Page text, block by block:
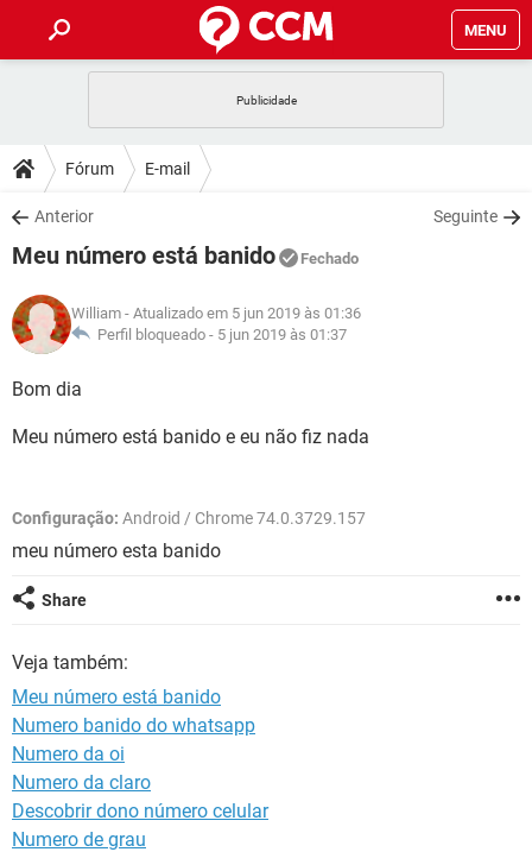
MENU
CELULAR
OUTLOOK
INSTAGRAM GMAIL
GUIA DE COMPRAS
DICAS
JOGOS
INSTAGRAM GMAIL
GUIA DE COMPRAS
DOWNLOADS
JOGOS WHATSAPP
CELULAR
OUTLOOK EXCEL
INSTAGRAM
JOGOS WHATSAPP
CELULAR
OUTLOOK
INSTAGRAM GMAIL
GLOSSÁRIO
JOGOS
GUIA DE COMPRAS
Fórum E-mail
Anterior Seguinte
Meu número está banido Fechado
William - Atualizado em 5 jun 2019 às 01:36
Perfil bloqueado - 5 jun 2019 às 01:37
Bom dia
Meu número está banido e eu não fiz nada
Configuração: Android / Chrome 74.0.3729.157
meu número esta banido
Share
Veja também:
Meu número está banido
Numero banido do whatsapp
Numero da oi
Numero da claro
Descobrir dono número celular
Numero de grau